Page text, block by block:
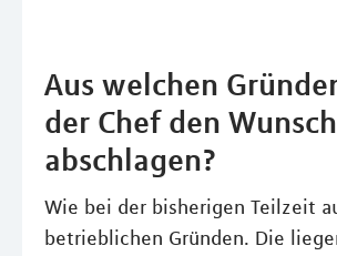
Aus welchen
der Chef den
abschlagen?
Wie bei der bisherigen Teilzeit
betrieblichen Gründen. Die